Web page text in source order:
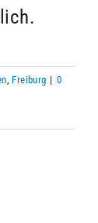
, Freiburg | 0